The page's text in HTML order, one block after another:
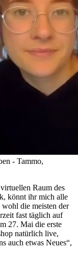
- Tammo,
Raum des
könnt ihr mich alle
wohl die meisten der
fast täglich auf
27. Mai die erste
natürlich live,
auch etwas Neues“,